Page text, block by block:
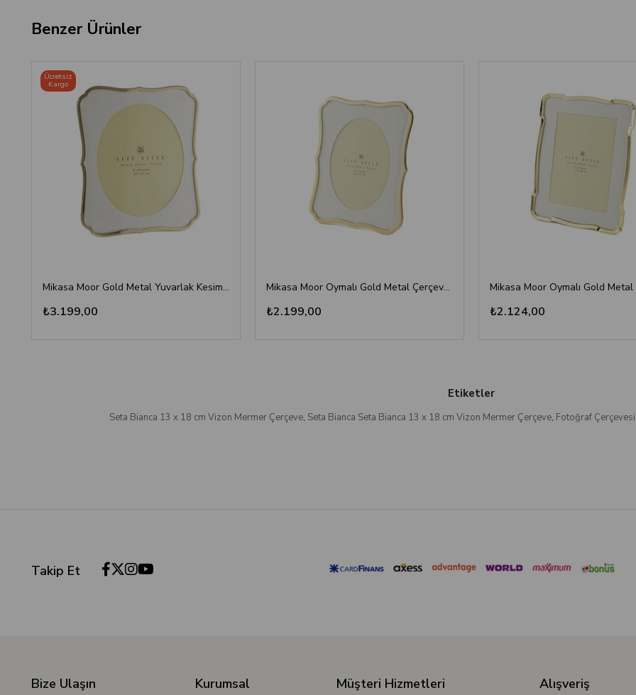
Benzer Ürünler
Mikasa Moor Gold Metal Yuvarlak Kesimli Çerçeve 20x25 cm - Ornate Luxury Photo Frame
₺3.199,00
Ücretsiz
Kargo
Mikasa Moor Oymalı Gold Metal Çerçeve 13x18cm - Oval İç Kesimli Fotoğraf Çerçevesi
₺2.199,00 ₺2.124,00
Etiketler
Seta Bianca 13 x 18 cm Vizon Mermer Çerçeve, Seta Bianca Seta Bianca 13 x 18 cm Vizon Mermer Çerçeve, Fotoğraf
Takip Et
Bize Ulaşın Kurumsal Müşteri Hizmetleri Alışveriş